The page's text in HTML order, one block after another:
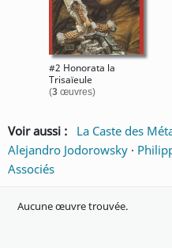
#2 Honorata la
Trisaïeule
(3œuvres)
Voir aussi : La Caste des
Alejandro Jodorowsky ·
Associés
Aucune œuvre trouvée.